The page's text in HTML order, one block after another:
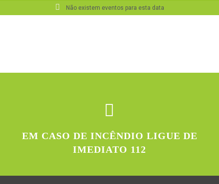
Não existem eventos para esta data
EM CASO DE INCÊNDIO LIGUE DE
IMEDIATO 112